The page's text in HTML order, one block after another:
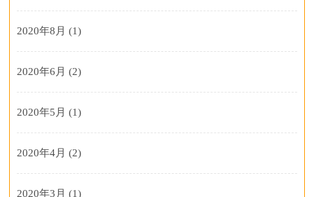
2020年8月 (1)
2020年6月 (2)
2020年5月 (1)
2020年4月 (2)
2020年3月 (1)